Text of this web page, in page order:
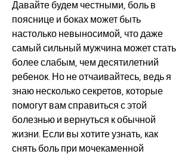
Давайте будем честными, боль в
пояснице и боках может быть
настолько невыносимой, что даже
самый сильный мужчина может стать
более слабым, чем десятилетний
ребенок. Но не отчаивайтесь, ведь я
знаю несколько секретов, которые
помогут вам справиться с этой
болезнью и вернуться к обычной
жизни. Если вы хотите узнать, как
снять боль при мочекаменной